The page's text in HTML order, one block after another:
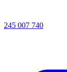
245 007 740